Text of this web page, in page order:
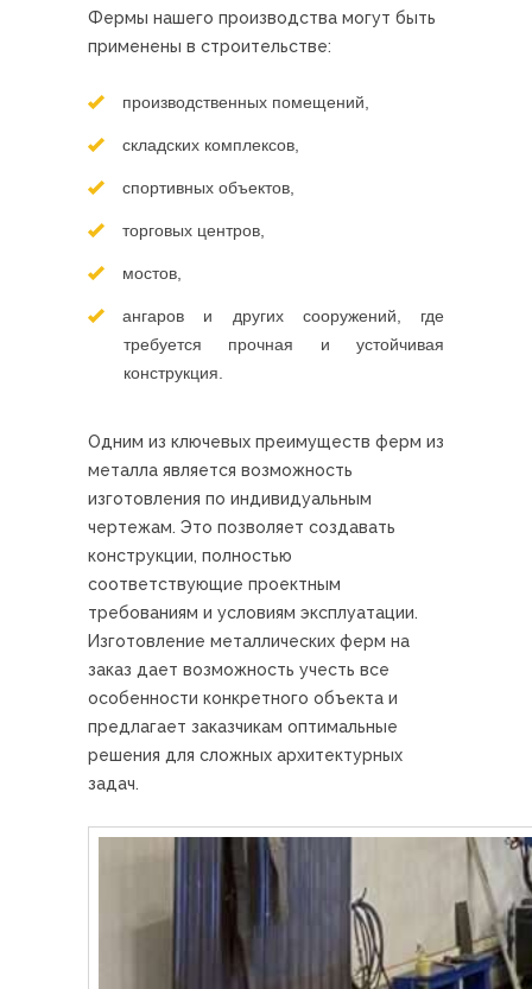
Фермы нашего производства могут быть
применены в строительстве:
производственных помещений,
складских комплексов,
спортивных объектов,
торговых центров,
мостов,
ангаров и других сооружений, где
требуется прочная и устойчивая
конструкция.
Одним из ключевых преимуществ ферм из
металла является возможность
изготовления по индивидуальным
чертежам. Это позволяет создавать
конструкции, полностью
соответствующие проектным
требованиям и условиям эксплуатации.
Изготовление металлических ферм на
заказ дает возможность учесть все
особенности конкретного объекта и
предлагает заказчикам оптимальные
решения для сложных архитектурных
задач.